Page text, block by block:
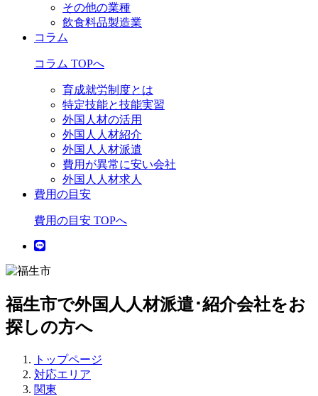
その他の業種
飲食料品製造業
コラム
コラム TOPへ
育成就労制度とは
特定技能と技能実習
外国人材の活用
外国人人材紹介
外国人人材派遣
費用が異常に安い会社
外国人人材求人
費用の目安
費用の目安 TOPへ
福生市で外国人人材派遣･紹介会社をお
探しの方へ
トップページ
対応エリア
関東